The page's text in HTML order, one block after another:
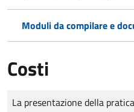
Moduli da compilare e
Costi
Tipo di pagamento
Importo
La presentazione della